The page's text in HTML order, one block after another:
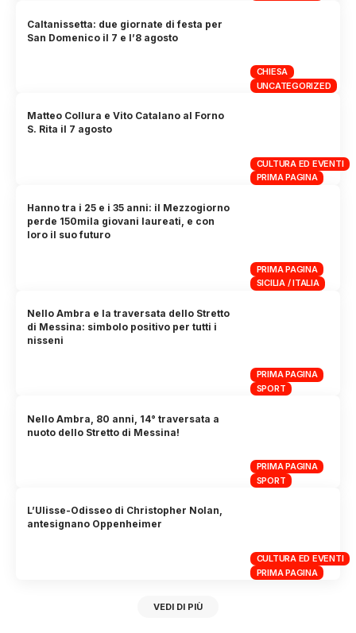
CHIESA
UNCATEGORIZED
Caltanissetta: due giornate di festa per
San Domenico il 7 e l’8 agosto
CULTURA ED EVENTI
PRIMA PAGINA
Matteo Collura e Vito Catalano al Forno
S. Rita il 7 agosto
PRIMA PAGINA
SICILIA / ITALIA
Hanno tra i 25 e i 35 anni: il Mezzogiorno
perde 150mila giovani laureati, e con
loro il suo futuro
PRIMA PAGINA
SPORT
Nello Ambra e la traversata dello Stretto
di Messina: simbolo positivo per tutti i
nisseni
PRIMA PAGINA
SPORT
Nello Ambra, 80 anni, 14° traversata a
nuoto dello Stretto di Messina!
CULTURA ED EVENTI
PRIMA PAGINA
L’Ulisse-Odisseo di Christopher Nolan,
antesignano Oppenheimer
VEDI DI PIÙ